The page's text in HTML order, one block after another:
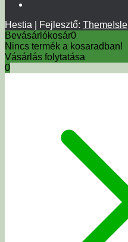
Hestia | Fejlesztő: ThemeIsle
Bevásárlókosár0
Nincs termék a kosaradban!
Vásárlás folytatása
0